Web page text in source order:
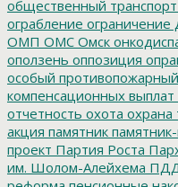
общественный транспорт
ограбление ограничение
ОМП ОМС Омск
оползень оппозиция
особый
компенсационных выплат
отчетность охота охрана
акция памятник
проект Партия Роста
им. Шолом-Алейхема ПДД